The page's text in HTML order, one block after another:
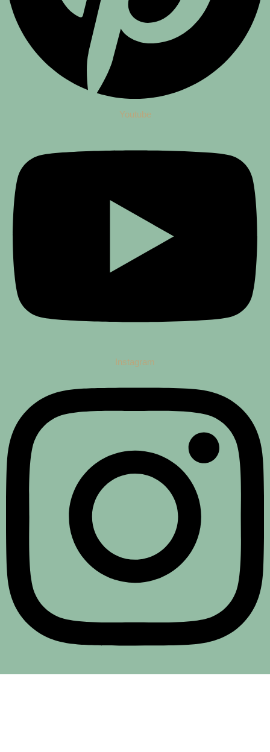
Youtube
Instagram